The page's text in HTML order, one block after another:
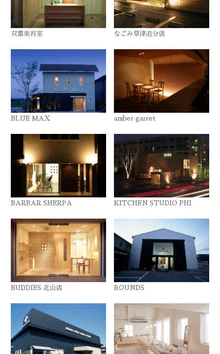
双葉美容室 なごみ草津追分店
BLUE MAX amber garret
BARBAR SHERPA KITCHEN STUDIO PHI
BUDDIES 北山店 ROUNDS